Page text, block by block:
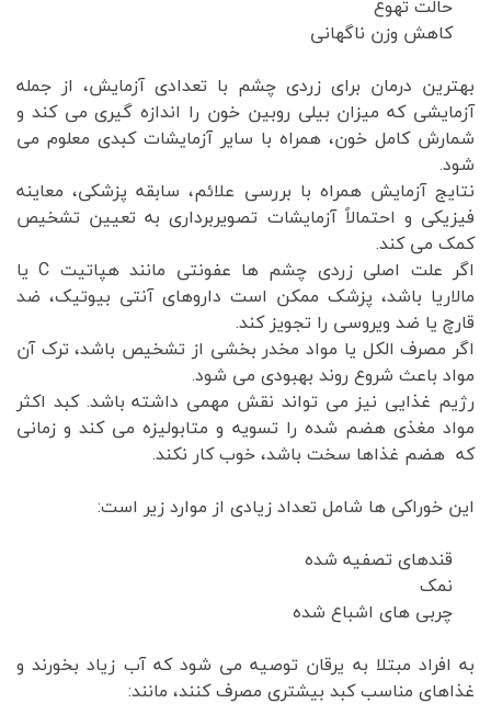
حالت تهوع
کاهش وزن ناگهانی
بهترین درمان برای زردی چشم با تعدادی آزمایش، از جمله
آزمایشی که میزان بیلی روبین خون را اندازه گیری می کند و
شمارش کامل خون، همراه با سایر آزمایشات کبدی معلوم می
شود.
نتایج آزمایش همراه با بررسی علائم، سابقه پزشکی، معاینه
فیزیکی و احتمالاً آزمایشات تصویربرداری به تعیین تشخیص
کمک می کند.
اگر علت اصلی زردی چشم ها عفونتی مانند هپاتیت C یا
مالاریا باشد، پزشک ممکن است داروهای آنتی بیوتیک، ضد
قارچ یا ضد ویروسی را تجویز کند.
اگر مصرف الکل یا مواد مخدر بخشی از تشخیص باشد، ترک آن
مواد باعث شروع روند بهبودی می شود.
رژیم غذایی نیز می تواند نقش مهمی داشته باشد. کبد اکثر
مواد مغذی هضم شده را تسویه و متابولیزه می کند و زمانی
که هضم غذاها سخت باشد، خوب کار نکند.
این خوراکی ها شامل تعداد زیادی از موارد زیر است:
قندهای تصفیه شده
نمک
چربی های اشباع شده
به افراد مبتلا به یرقان توصیه می شود که آب زیاد بخورند و
غذاهای مناسب کبد بیشتری مصرف کنند، مانند: